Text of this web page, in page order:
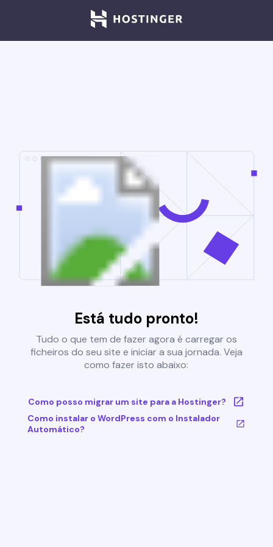
Está tudo pronto!
Tudo o que tem de fazer agora é carregar os
ficheiros do seu site e iniciar a sua jornada. Veja
como fazer isto abaixo:
Como posso migrar um site para a Hostinger?
Como instalar o WordPress com o Instalador
Automático?